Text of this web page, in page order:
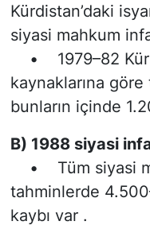
Kürdistan’daki
siyasi mahkum
• 1979–82 Kürt
kaynaklarına
bunların içinde
B) 1988 siyasi
• Tüm siyasi
tahminlerde
kaybı var .